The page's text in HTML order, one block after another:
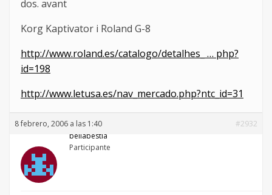
dos. avant
Korg Kaptivator i Roland G-8
http://www.roland.es/catalogo/detalhes_ … php?
id=198
http://www.letusa.es/nav_mercado.php?ntc_id=31
8 febrero, 2006 a las 1:40
#2932
bellabestia
Participante